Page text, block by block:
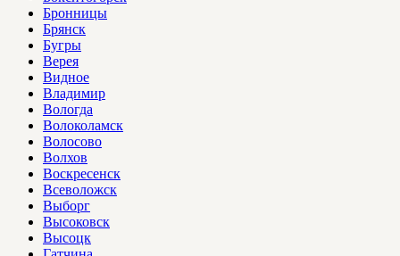
Бронницы
Брянск
Бугры
Верея
Видное
Владимир
Вологда
Волоколамск
Волосово
Волхов
Воскресенск
Всеволожск
Выборг
Высоковск
Высоцк